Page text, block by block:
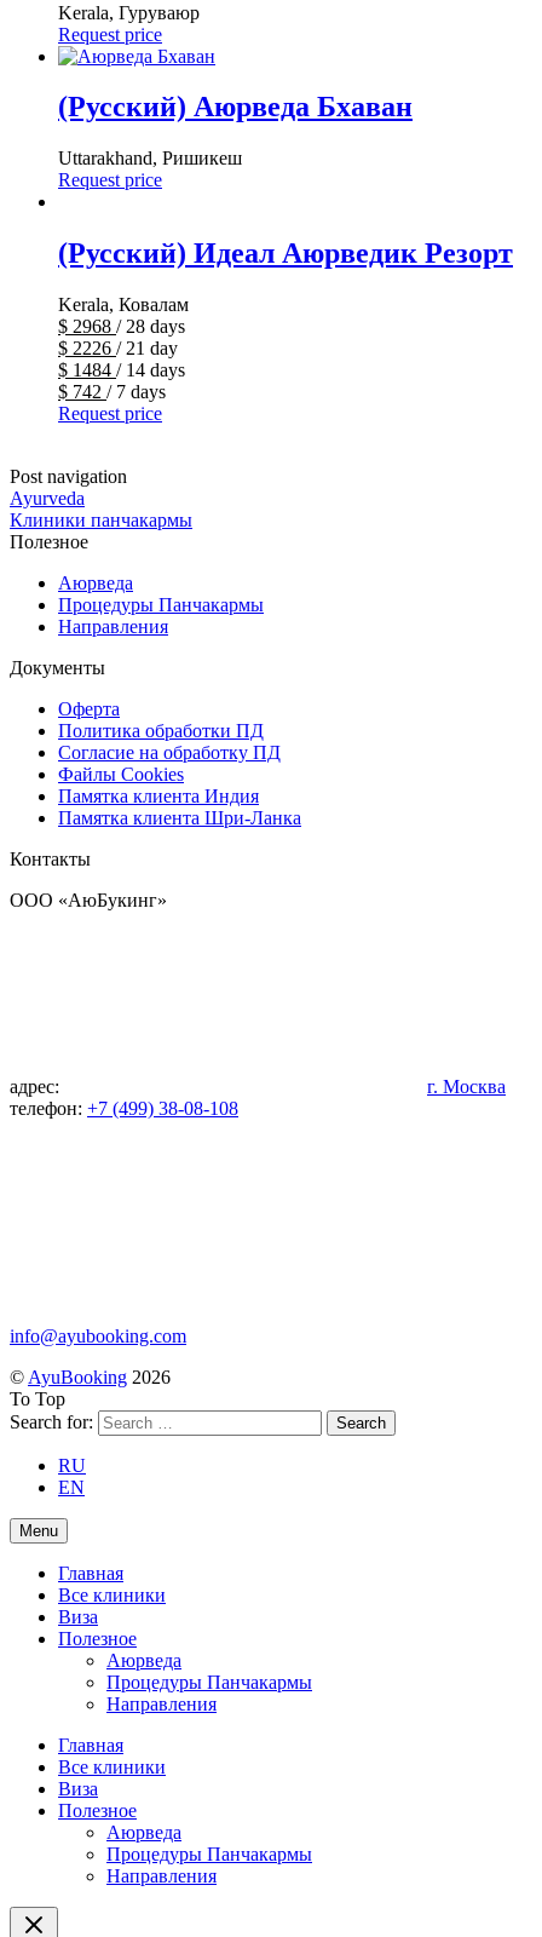
Kerala, Гуруваюр
Request price
(Русский) Аюрведа Бхаван
Uttarakhand, Ришикеш
Request price
(Русский) Идеал Аюрведик Резорт
Kerala, Ковалам
$ 2968 / 28 days
$ 2226 / 21 day
$ 1484 / 14 days
$ 742 / 7 days
Request price
Post navigation
Ayurveda
Клиники панчакармы
Полезное
Аюрведа
Процедуры Панчакармы
Направления
Документы
Оферта
Политика обработки ПД
Согласие на обработку ПД
Файлы Cookies
Памятка клиента Индия
Памятка клиента Шри-Ланка
Контакты
OOO «АюБукинг»
адрес:
г. Москва
телефон: +7 (499) 38-08-108
info@ayubooking.com
© AyuBooking 2026
To Top
Search for:
RU
EN
Menu
Главная
Все клиники
Виза
Полезное
Аюрведа
Процедуры Панчакармы
Направления
Главная
Все клиники
Виза
Полезное
Аюрведа
Процедуры Панчакармы
Направления